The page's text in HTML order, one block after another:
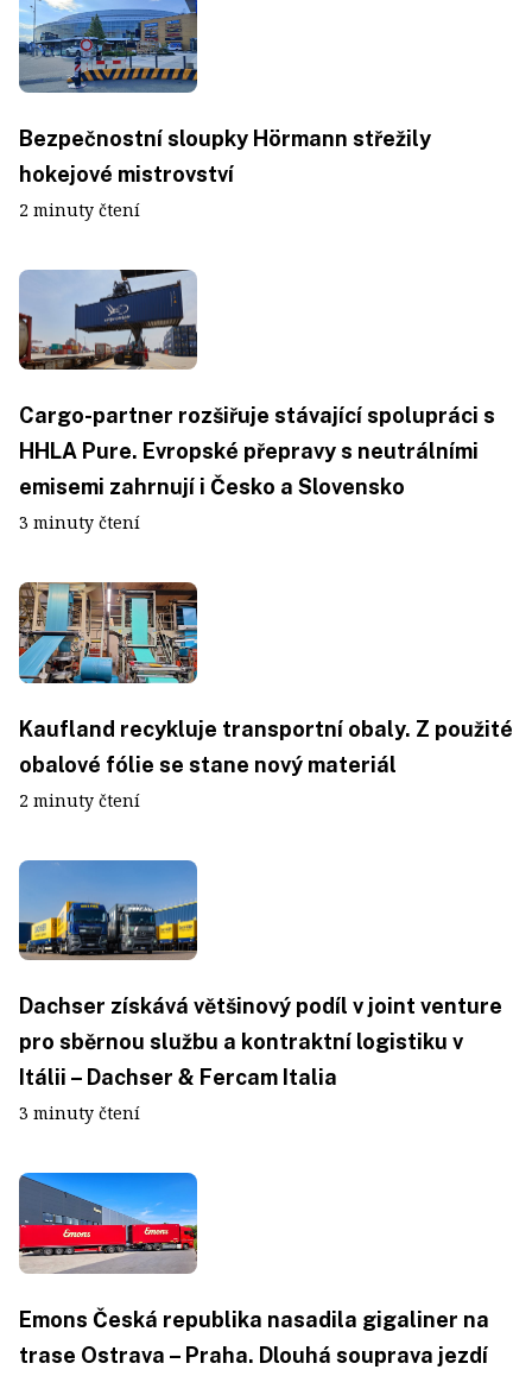
Bezpečnostní sloupky Hörmann střežily
hokejové mistrovství
2 minuty čtení
Cargo-partner rozšiřuje stávající spolupráci s
HHLA Pure. Evropské přepravy s neutrálními
emisemi zahrnují i Česko a Slovensko
3 minuty čtení
Kaufland recykluje transportní obaly. Z použité
obalové fólie se stane nový materiál
2 minuty čtení
Dachser získává většinový podíl v joint venture
pro sběrnou službu a kontraktní logistiku v
Itálii – Dachser & Fercam Italia
3 minuty čtení
Emons Česká republika nasadila gigaliner na
trase Ostrava – Praha. Dlouhá souprava jezdí